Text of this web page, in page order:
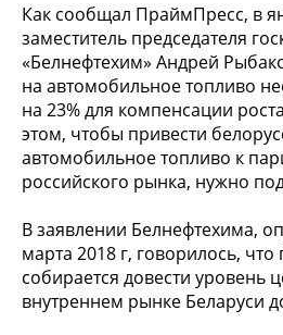
Как сообщал ПраймПресс, в
заместитель председателя
«Белнефтехим» Андрей
на автомобильное топливо
на 23% для компенсации
этом, чтобы привести
автомобильное топливо к
российского рынка, нужно
В заявлении Белнефтехима,
марта 2018 г, говорилось, что
собирается довести уровень
внутреннем рынке Беларуси